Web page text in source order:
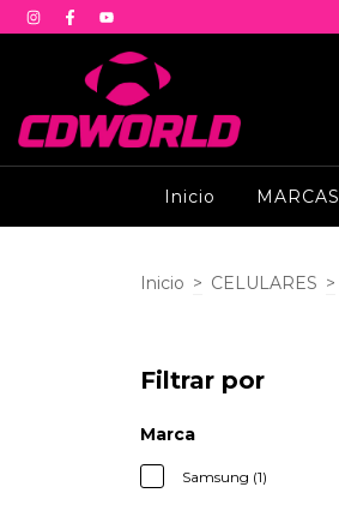
Inicio MARCAS
Inicio > CELULARES >
Filtrar por
Marca
Samsung (1)